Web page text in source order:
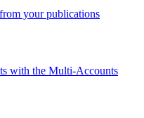
your publications
with the Multi-Accounts